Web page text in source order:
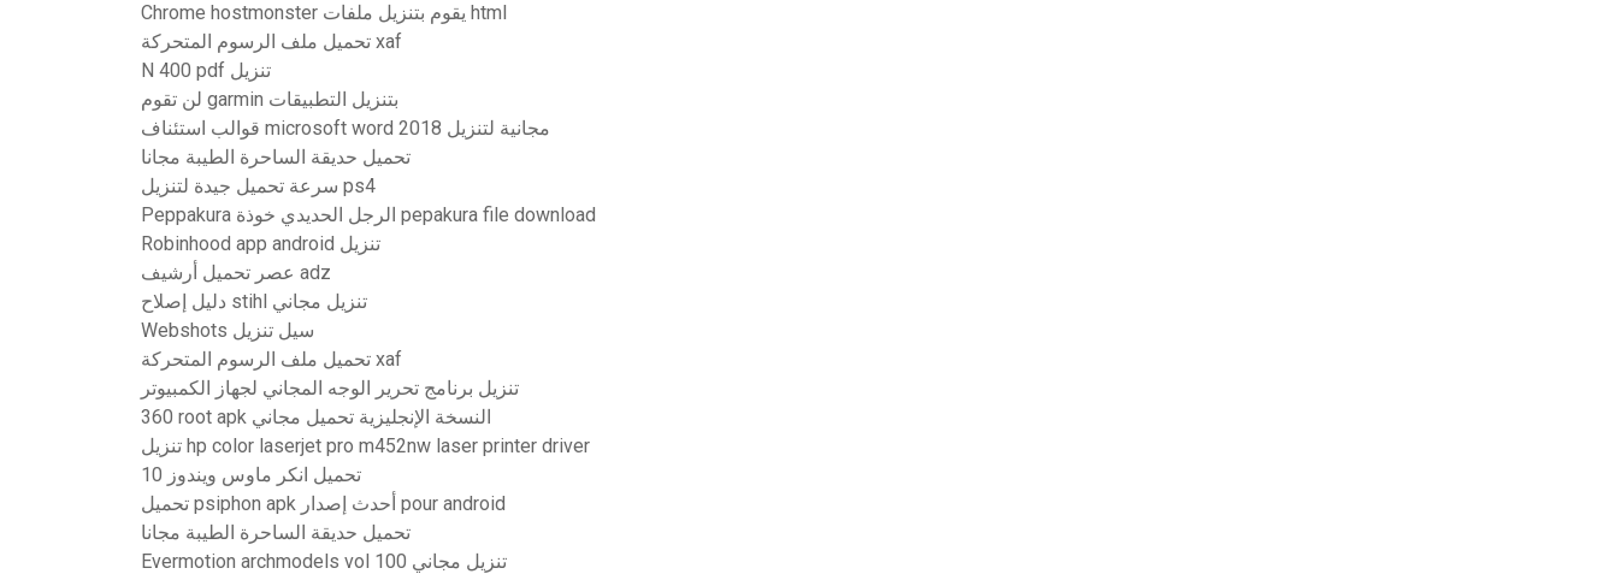
Chrome hostmonster يقوم بتنزيل ملفات html
تحميل ملف الرسوم المتحركة xaf
N 400 pdf تنزيل
لن تقوم garmin بتنزيل التطبيقات
قوالب استئناف microsoft word مجانية لتنزيل 2018
تحميل حديقة الساحرة الطيبة مجانا
سرعة تحميل جيدة لتنزيل ps4
Peppakura الرجل الحديدي خوذة pepakura file download
Robinhood app android تنزيل
عصر تحميل أرشيف adz
دليل إصلاح stihl تنزيل مجاني
Webshots سيل تنزيل
تحميل ملف الرسوم المتحركة xaf
تنزيل برنامج تحرير الوجه المجاني لجهاز الكمبيوتر
360 root apk النسخة الإنجليزية تحميل مجاني
تنزيل hp color laserjet pro m452nw laser printer driver
تحميل انكر ماوس ويندوز 10
تحميل psiphon apk أحدث إصدار pour android
تحميل حديقة الساحرة الطيبة مجانا
Evermotion archmodels vol 100 تنزيل مجاني